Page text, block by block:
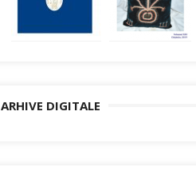
ARHIVE DIGITALE